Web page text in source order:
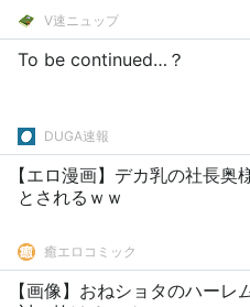
V速ニュップ
To be continued…？
DUGA速報
【エロ漫画】デカ乳の社長
とされるｗｗ
癒エロコミック
【画像】おねショタのハーレ